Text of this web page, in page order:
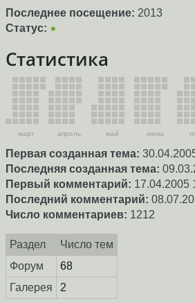
Последнее посещение: 2013
Статус: ★
Статистика
март апрель май июнь
Первая созданная тема:
Последняя созданная тема:
Первый комментарий: 17.04.2005
Последний комментарий:
Число комментариев: 1212
Раздел
Число тем
Форум
68
Галерея
2